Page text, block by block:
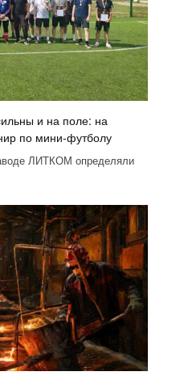
и на поле: на
по мини-футболу
ЛИТКОМ определяли